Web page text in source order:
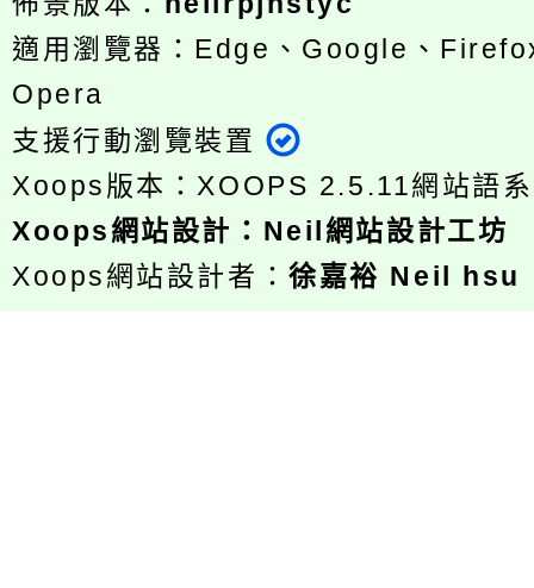
適用瀏覽器：Edge、Google、
Opera
支援行動瀏覽裝置
Xoops版本：XOOPS 2.5.11網站語
Xoops網站設計 ： Neil網站設計工坊
Xoops網站設計者：徐嘉裕 Neil hsu